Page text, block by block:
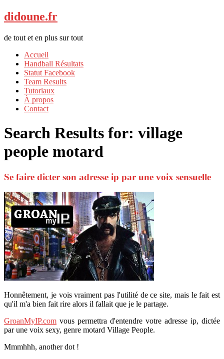
didoune.fr
de tout et en plus sur tout
Accueil
Handball Résultats
Statut Facebook
Team Results
Tutoriaux
À propos
Contact
Search Results for: village
people motard
Se faire dicter son adresse ip par une voix sensuelle
Honnêtement, je vois vraiment pas l'utilité de ce site, mais le fait est
qu'il m'a bien fait rire alors il fallait que je le partage.
GroanMyIP.com vous permettra d'entendre votre adresse ip, dictée
par une voix sexy, genre motard Village People.
Mmmhhh, another dot !